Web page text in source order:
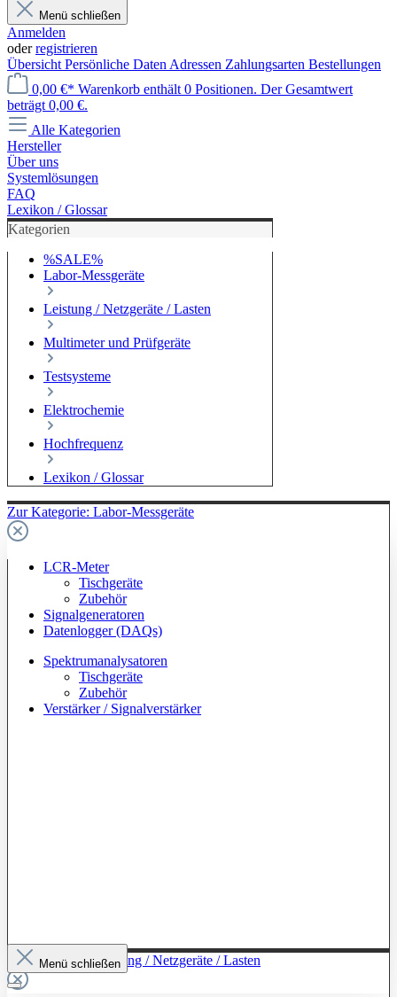
Menü schließen
Anmelden
oderregistrieren
Übersicht Persönliche Daten Adressen Zahlungsarten Bestellungen
0,00 €* Warenkorb enthält 0 Positionen. Der Gesamtwert
beträgt 0,00 €.
Alle Kategorien
Hersteller
Über uns
Systemlösungen
FAQ
Lexikon / Glossar
Kategorien
%SALE%
Labor-Messgeräte
Leistung / Netzgeräte / Lasten
Multimeter und Prüfgeräte
Testsysteme
Elektrochemie
Hochfrequenz
Lexikon / Glossar
Zur Kategorie: Labor-Messgeräte
LCR-Meter
Tischgeräte
Zubehör
Signalgeneratoren
Datenlogger (DAQs)
Spektrumanalysatoren
Tischgeräte
Zubehör
Verstärker / Signalverstärker
Zur Kategorie: Leistung / Netzgeräte / Lasten
Menü schließen